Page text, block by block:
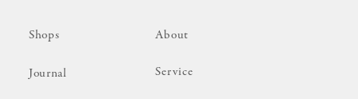
Shops
Journal
About
Service